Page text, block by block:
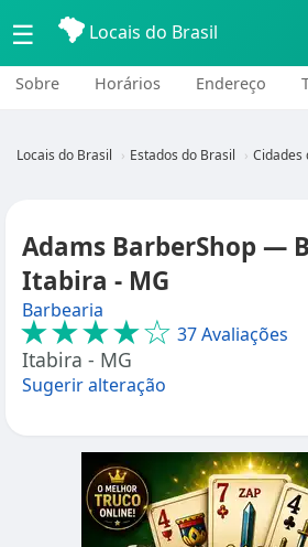
☰ Locais do Brasil
Sobre Horários Endereço
Locais do Brasil Estados do Brasil Cidades
Adams BarberShop —
Itabira - MG
Barbearia
★★★★☆ 37 Avaliações
Itabira - MG
Sugerir alteração